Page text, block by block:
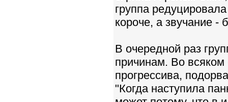
группа
короче, а звучание
В очередной раз
причинам. Во всяком
прогрессива,
"Когда наступила